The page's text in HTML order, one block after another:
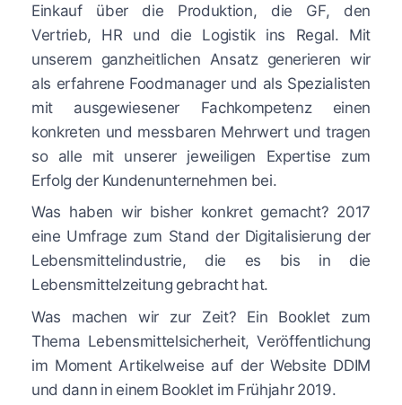
Einkauf über die Produktion, die GF, den
Vertrieb, HR und die Logistik ins Regal. Mit
unserem ganzheitlichen Ansatz generieren wir
als erfahrene Foodmanager und als Spezialisten
mit ausgewiesener Fachkompetenz einen
konkreten und messbaren Mehrwert und tragen
so alle mit unserer jeweiligen Expertise zum
Erfolg der Kundenunternehmen bei.
Was haben wir bisher konkret gemacht? 2017
eine Umfrage zum Stand der Digitalisierung der
Lebensmittelindustrie, die es bis in die
Lebensmittelzeitung gebracht hat.
Was machen wir zur Zeit? Ein Booklet zum
Thema Lebensmittelsicherheit, Veröffentlichung
im Moment Artikelweise auf der Website DDIM
und dann in einem Booklet im Frühjahr 2019.